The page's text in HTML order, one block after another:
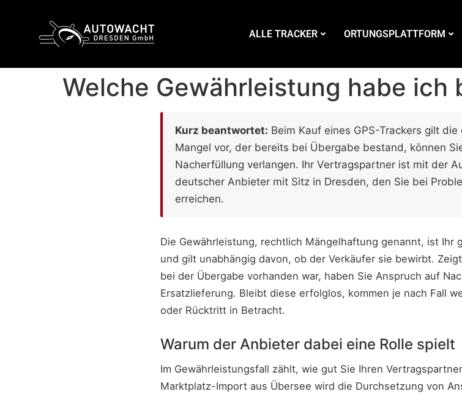
ALLE TRACKER ORTUNGSPLATTFORM
Welche Gewährleistung habe ich
Kurz beantwortet: Beim Kauf eines GPS-Trackers gilt
Mangel vor, der bereits bei Übergabe bestand, können
Nacherfüllung verlangen. Ihr Vertragspartner ist mit der
deutscher Anbieter mit Sitz in Dresden, den Sie bei
erreichen.
Die Gewährleistung, rechtlich Mängelhaftung genannt, ist Ihr
und gilt unabhängig davon, ob der Verkäufer sie bewirbt.
bei der Übergabe vorhanden war, haben Sie Anspruch auf
Ersatzlieferung. Bleibt diese erfolglos, kommen je nach Fall
oder Rücktritt in Betracht.
Warum der Anbieter dabei eine Rolle spielt
Im Gewährleistungsfall zählt, wie gut Sie Ihren
Marktplatz-Import aus Übersee wird die Durchsetzung von